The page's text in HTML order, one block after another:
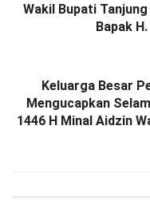
Wakil Bupati
Bapak
Keluarga Besar
Mengucapkan
1446 H Minal Aidzin